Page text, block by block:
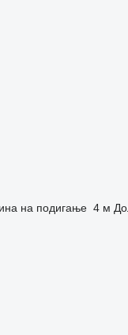
на подигање 4 м